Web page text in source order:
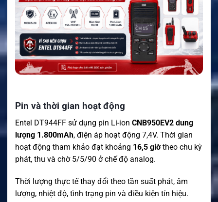
Pin và thời gian hoạt động
Entel DT944FF sử dụng pin Li-ion CNB950EV2 dung
lượng 1.800mAh, điện áp hoạt động 7,4V. Thời gian
hoạt động tham khảo đạt khoảng 16,5 giờtheo chu kỳ
phát, thu và chờ 5/5/90 ở chế độ analog.
Thời lượng thực tế thay đổi theo tần suất phát, âm
lượng, nhiệt độ, tình trạng pin và điều kiện tín hiệu.